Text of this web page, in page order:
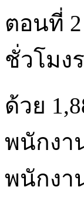
ตอนที่ 2
ชั่วโมง
ด้วย
พนักงา
พนักงา